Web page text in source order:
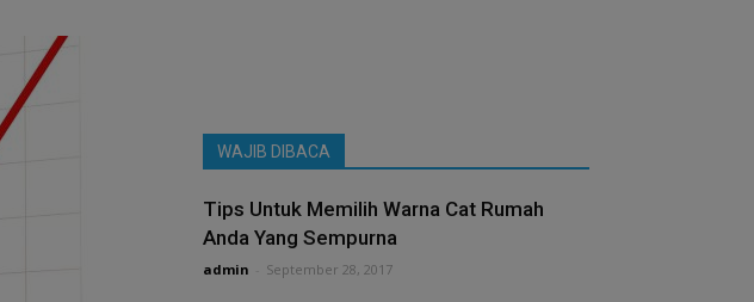
WAJIB DIBACA
Tips Untuk Memilih Warna Cat Rumah
Anda Yang Sempurna
admin September 28, 2017